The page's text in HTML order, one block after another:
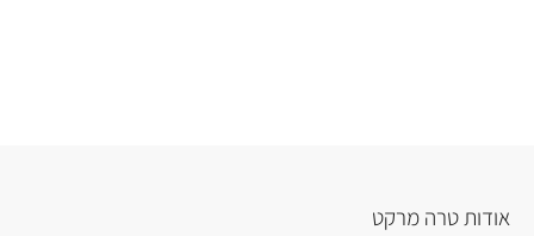
אודות טרה מרקט